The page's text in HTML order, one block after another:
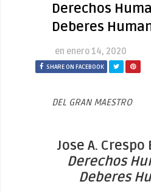
Derechos
Deberes
en enero 14, 2020
SHARE ON FACEBOOK
DEL GRAN MAESTRO
Jose A.
Derechos
Deberes